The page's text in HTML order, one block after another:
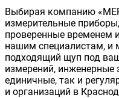
Выбирая компанию
измерительные
проверенные временем
нашим специалистам,
подходящий щуп под
измерений,
единичные, так и
и организаций в